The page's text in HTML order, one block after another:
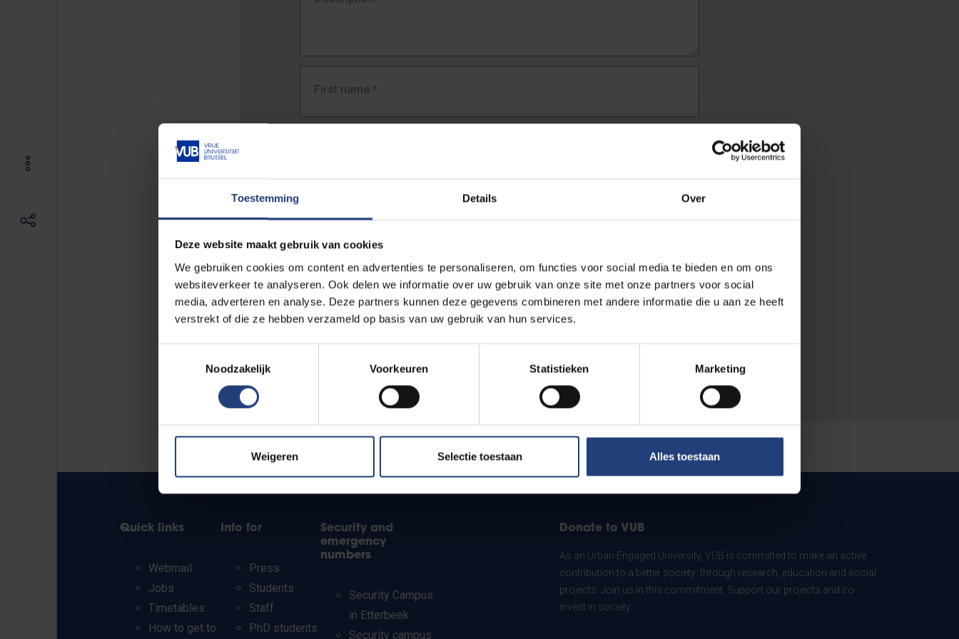
Toestemming Details Over
Deze website maakt gebruik van cookies
We gebruiken cookies om content en advertenties te personaliseren, om functies voor social media te bieden en om ons
websiteverkeer te analyseren. Ook delen we informatie over uw gebruik van onze site met onze partners voor social
media, adverteren en analyse. Deze partners kunnen deze gegevens combineren met andere informatie die u aan ze heeft
verstrekt of die ze hebben verzameld op basis van uw gebruik van hun services.
Noodzakelijk
Voorkeuren Statistieken Marketing
Weigeren Selectie toestaan Alles toestaan
First name *
The full URL of the page where you encountered the error.
E.g. https://www.vub.be/nl/studeren-aan-de-vub/alle-opleidingen
Quick links
Webmail
Jobs
Timetables
How to get to
Info for
Press
Students
Staff
PhD students
Security and
emergency
numbers
Security Campus
in Etterbeek
Security campus
Donate to VUB
As an Urban Engaged University, VUB is committed to make an active
contribution to a better society: through research, education and social
projects. Join us in this commitment. Support our projects and co-
invest in society.